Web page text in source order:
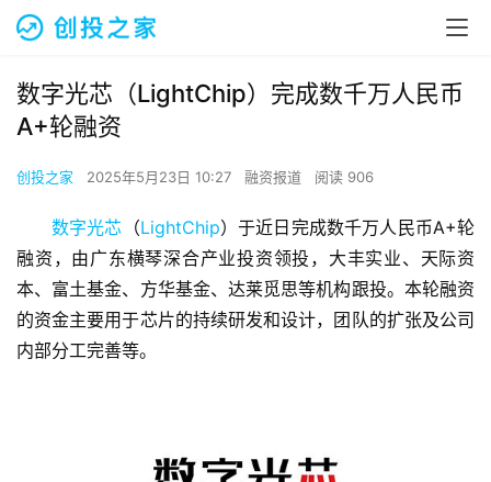
数字光芯（LightChip）完成数千万人民币
A+轮融资
创投之家 2025年5月23日 10:27 融资报道 阅读 906
数字光芯 （LightChip）于近日完成数千万人民币A+轮
融资，由广东横琴深合产业投资领投，大丰实业、天际资
本、富土基金、方华基金、达莱觅思等机构跟投。本轮融资
的资金主要用于芯片的持续研发和设计，团队的扩张及公司
内部分工完善等。